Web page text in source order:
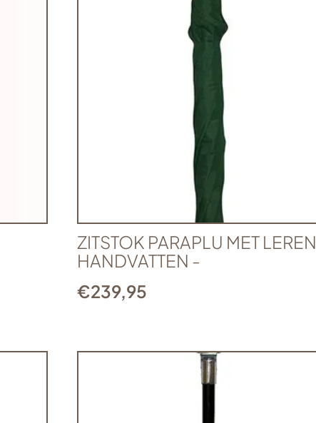
ZITSTOK PARAPLU MET LEREN
HANDVATTEN -
€239,95